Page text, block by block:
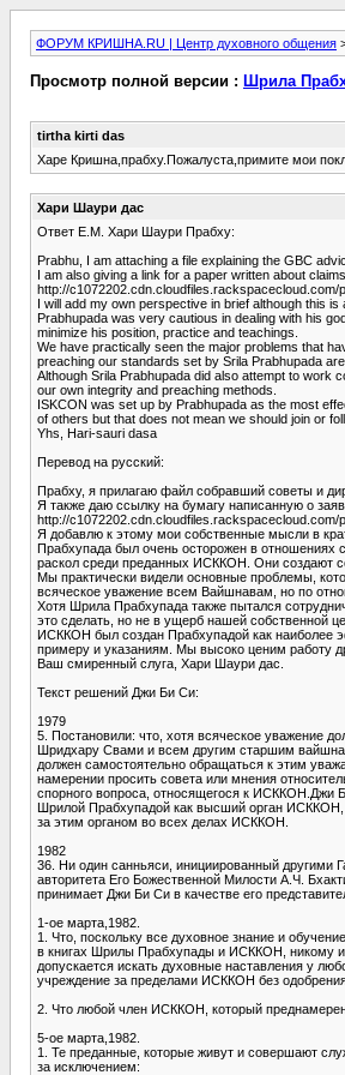
ФОРУМ КРИШНА.RU | Центр духовного общения
Просмотр полной версии : Шрила
tirtha kirti das
Харе Кришна,прабху.Пожалуста,примите мои
Хари Шаури дас
Ответ Е.М. Хари Шаури Прабху:
Prabhu, I am attaching a file explaining the GBC
I am also giving a link for a paper written about
http://
I will add my own perspective in brief although this is
Prabhupada was very cautious in dealing with his
minimize his position, practice and teachings.
We have practically seen the major problems that
preaching our standards set by Srila Prabhupada
Although Srila Prabhupada did also attempt to work
our own integrity and preaching methods.
ISKCON was set up by Prabhupada as the most
of others but that does not mean we should join or
Yhs, Hari-sauri dasa
Перевод на русский:
Прабху, я прилагаю файл собравший советы и
Я также даю ссылку на бумагу написанную о
http://
Я добавлю к этому мои собственные мысли в
Прабхупада был очень осторожен в отношениях
раскол среди преданных ИСККОН. Они создают
Мы практически видели основные проблемы,
всяческое уважение всем Вайшнавам, но по
Хотя Шрила Прабхупада также пытался
это сделать, но не в ущерб нашей собственной
ИСККОН был создан Прабхупадой как наиболее
примеру и указаниям. Мы высоко ценим работу
Ваш смиренный слуга, Хари Шаури дас.
Текст решений Джи Би Си:
1979
5. Постановили: что, хотя всяческое уважение
Шридхару Свами и всем другим старшим
должен самостоятельно обращаться к этим
намерении просить совета или мнения
спорного вопроса, относящегося к ИСККОН.Джи
Шрилой Прабхупадой как высший орган ИСККОН,
за этим органом во всех делах ИСККОН.
1982
36. Ни один санньяси, инициированный другими
авторитета Его Божественной Милости А.Ч.
принимает Джи Би Си в качестве его
1-ое марта,1982.
1. Что, поскольку все духовное знание и
в книгах Шрилы Прабхупады и ИСККОН, никому
допускается искать духовные наставления у
учреждение за пределами ИСККОН без
2. Что любой член ИСККОН, который
5-ое марта,1982.
1. Те преданные, которые живут и совершают
за исключением: